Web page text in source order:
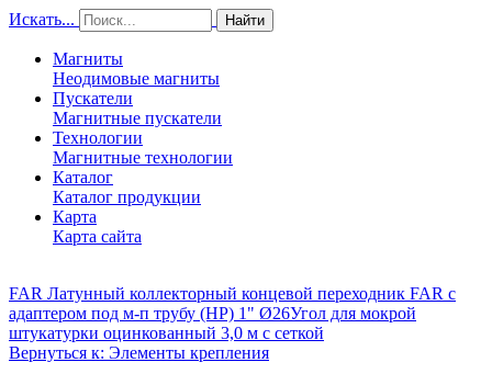
Искать... Найти
Магниты
Неодимовые магниты
Пускатели
Магнитные пускатели
Технологии
Магнитные технологии
Каталог
Каталог продукции
Карта
Карта сайта
FAR Латунный коллекторный концевой переходник FAR с
адаптером под м-п трубу (НР) 1" Ø26Угол для мокрой
штукатурки оцинкованный 3,0 м с сеткой
Вернуться к: Элементы крепления